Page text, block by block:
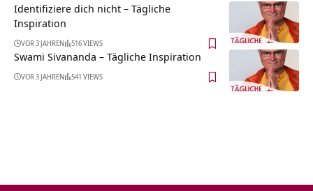
Identifiziere dich nicht – Tägliche
Inspiration
VOR 3 JAHREN 516 VIEWS
Swami Sivananda – Tägliche Inspiration
VOR 3 JAHREN 541 VIEWS